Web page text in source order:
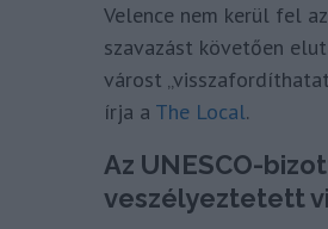
Velence nem kerül fel az
szavazást követően
várost
írja a The Local.
Az UNESCO-
veszélyeztetett